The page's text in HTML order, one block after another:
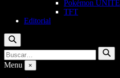
Pokémon UNITE
TFT
Editorial
Buscar
Buscar
por:
Buscar
Menu ×